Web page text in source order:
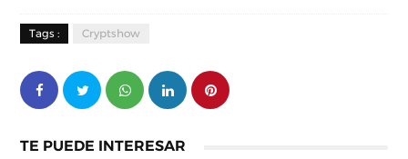
Tags : Cryptshow
TE PUEDE INTERESAR